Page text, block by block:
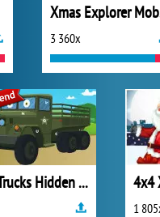
3 360x
Army Trucks Hidden Letters 4x4
1